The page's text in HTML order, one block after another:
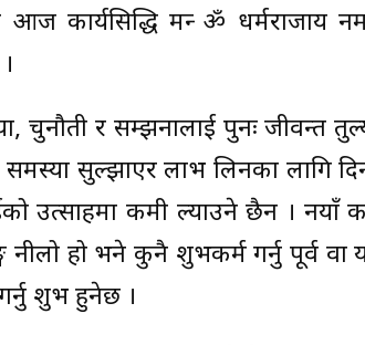
कार्यसिद्धि मन्त्र ॐ धर्मराजाय
र सम्झनालाई पुनः जीवन्त
समस्या सुल्झाएर लाभ लिनका लागि
उत्साहमा कमी ल्याउने छैन । नयाँ
हो भने कुनै शुभकर्म गर्नु पूर्व वा
शुभ हुनेछ ।